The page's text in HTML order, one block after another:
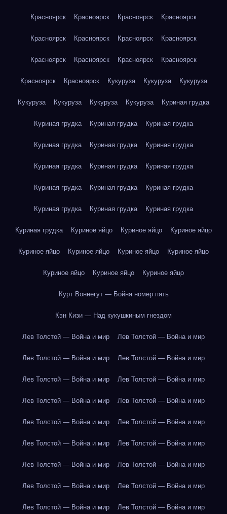
Красноярск Красноярск Красноярск Красноярск
Красноярск Красноярск Красноярск Красноярск
Красноярск Красноярск Красноярск Красноярск
Красноярск Красноярск Кукуруза Кукуруза Кукуруза
Кукуруза Кукуруза Кукуруза Кукуруза Куриная грудка
Куриная грудка Куриная грудка Куриная грудка
Куриная грудка Куриная грудка Куриная грудка
Куриная грудка Куриная грудка Куриная грудка
Куриная грудка Куриная грудка Куриная грудка
Куриная грудка Куриная грудка Куриная грудка
Куриная грудка Куриное яйцо Куриное яйцо Куриное яйцо
Куриное яйцо Куриное яйцо Куриное яйцо Куриное яйцо
Куриное яйцо Куриное яйцо Куриное яйцо
Курт Воннегут — Бойня номер пять
Кэн Кизи — Над кукушкиным гнездом
Лев Толстой — Война и мир Лев Толстой — Война и мир
Лев Толстой — Война и мир Лев Толстой — Война и мир
Лев Толстой — Война и мир Лев Толстой — Война и мир
Лев Толстой — Война и мир Лев Толстой — Война и мир
Лев Толстой — Война и мир Лев Толстой — Война и мир
Лев Толстой — Война и мир Лев Толстой — Война и мир
Лев Толстой — Война и мир Лев Толстой — Война и мир
Лев Толстой — Война и мир Лев Толстой — Война и мир
Лев Толстой — Война и мир Лев Толстой — Война и мир